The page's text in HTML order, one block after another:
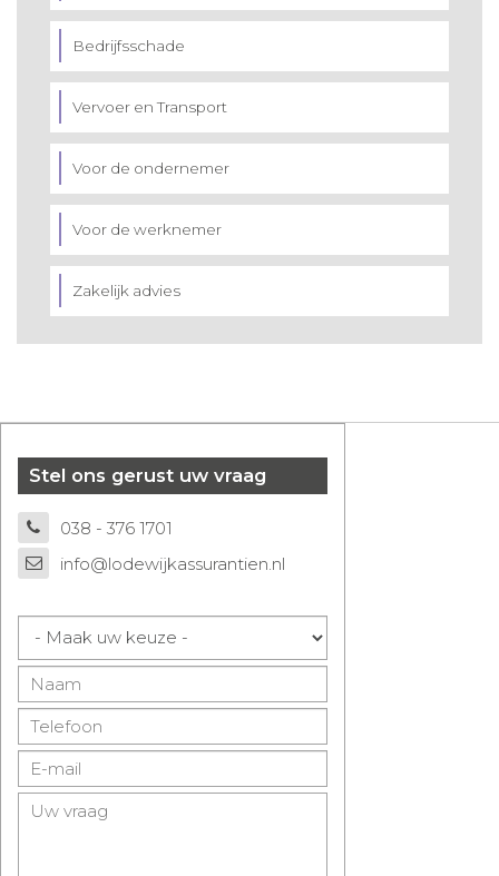
Bedrijfsschade
Vervoer en Transport
Voor de ondernemer
Voor de werknemer
Zakelijk advies
Stel ons gerust uw vraag
038 - 376 1701
info@lodewijkassurantien.nl